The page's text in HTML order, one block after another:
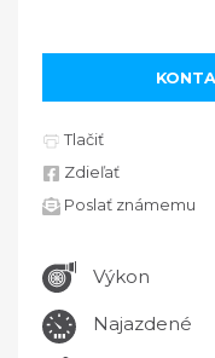
Tlačiť
Zdieľať
Poslať známemu
Výkon
Najazdené